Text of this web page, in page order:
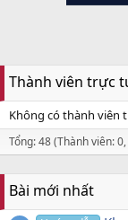
Thành viên trực
Không có thành viên
Tổng: 48 (Thành viên:
Bài mới nhất